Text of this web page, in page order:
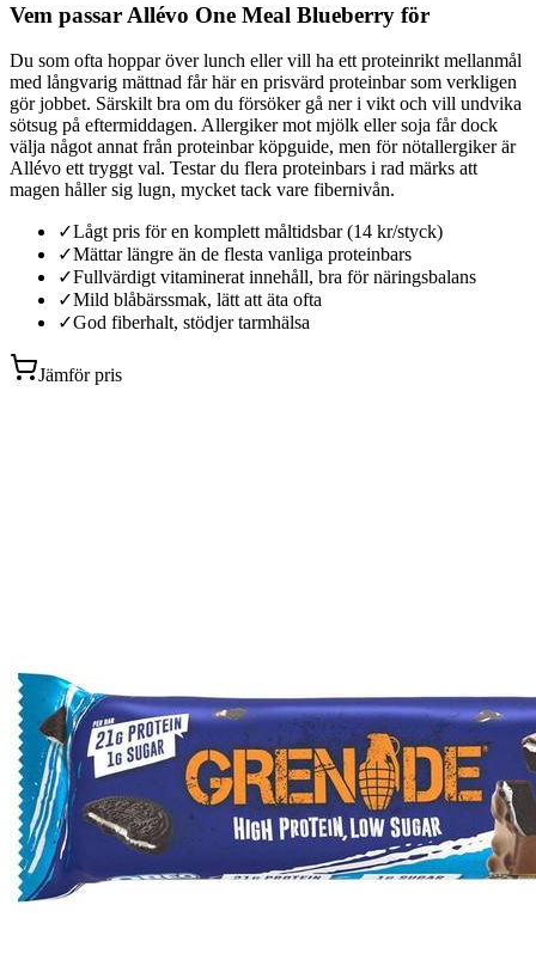
Vem passar Allévo One Meal Blueberry för
Du som ofta hoppar över lunch eller vill ha ett proteinrikt mellanmål
med långvarig mättnad får här en prisvärd proteinbar som verkligen
gör jobbet. Särskilt bra om du försöker gå ner i vikt och vill undvika
sötsug på eftermiddagen. Allergiker mot mjölk eller soja får dock
välja något annat från proteinbar köpguide, men för nötallergiker är
Allévo ett tryggt val. Testar du flera proteinbars i rad märks att
magen håller sig lugn, mycket tack vare fibernivån.
✓Lågt pris för en komplett måltidsbar (14 kr/styck)
✓Mättar längre än de flesta vanliga proteinbars
✓Fullvärdigt vitaminerat innehåll, bra för näringsbalans
✓Mild blåbärssmak, lätt att äta ofta
✓God fiberhalt, stödjer tarmhälsa
Jämför pris